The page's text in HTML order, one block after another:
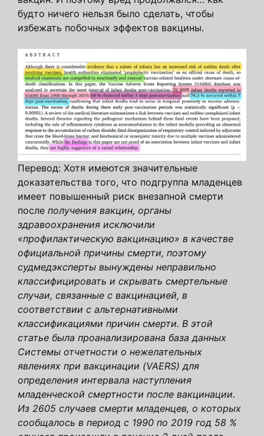
будто ничего нельзя было сделать, чтобы
избежать побочных эффектов вакцины.
Перевод: Хотя имеются значительные
доказательства того, что подгруппа младенцев
имеет повышенный риск внезапной смерти
после получения вакцин, органы
здравоохранения исключили
«профилактическую вакцинацию» в качестве
официальной причины смерти, поэтому
судмедэксперты вынуждены неправильно
классифицировать и скрывать смертельные
случаи, связанные с вакцинацией, в
соответствии с альтернативными
классификациями причин смерти. В этой
статье была проанализирована база данных
Системы отчетности о нежелательных
явлениях при вакцинации (VAERS) для
определения интервала наступления
младенческой смертности после вакцинации.
Из 2605 случаев смерти младенцев, о которых
сообщалось в период с 1990 по 2019 год 58 %